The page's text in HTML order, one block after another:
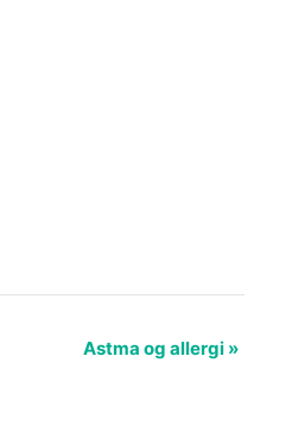
Astma og allergi »